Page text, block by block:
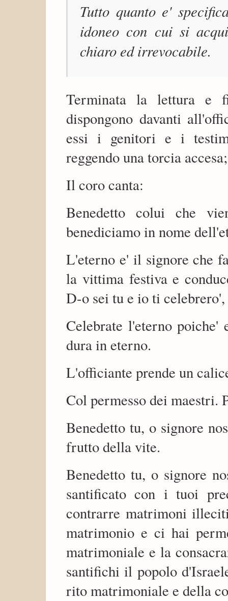
Tutto quanto e'
idoneo con cui si
chiaro ed irrevocabile.
Terminata la lettura e
dispongono davanti
essi i genitori e i
reggendo una torcia accesa;
Il coro canta:
Benedetto colui che
benediciamo in nome
L'eterno e' il signore che
la vittima festiva e
D-o sei tu e io ti
Celebrate l'eterno
dura in eterno.
L'officiante prende un
Col permesso dei maestri.
Benedetto tu, o signore
frutto della vite.
Benedetto tu, o signore
santificato con i tuoi
contrarre matrimoni
matrimonio e ci hai
matrimoniale e la
santifichi il popolo
rito matrimoniale e della